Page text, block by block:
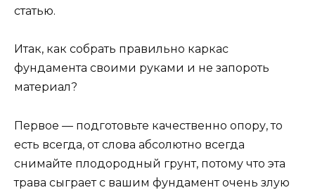
статью.
Итак, как собрать правильно каркас
фундамента своими руками и не запороть
материал?
Первое — подготовьте качественно опору, то
есть всегда, от слова абсолютно всегда
снимайте плодородный грунт, потому что эта
трава сыграет с вашим фундамент очень злую